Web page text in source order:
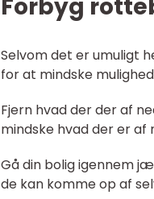
Forbyg
Selvom det er umuligt
for at mindske
Fjern hvad der der af
mindske hvad der er
Gå din bolig igennem
de kan komme op af